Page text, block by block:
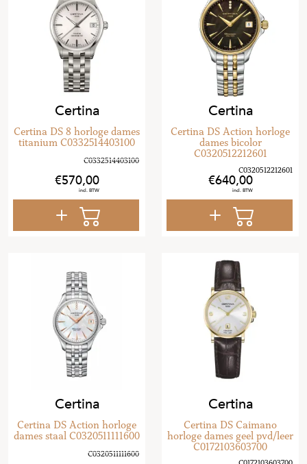
Certina
Certina DS 8 horloge dames
titanium C0332514403100
570,00
Certina
Certina DS Action horloge
dames bicolor
C0320512212601
640,00
Certina
Certina DS Action horloge
dames staal C0320511111600
Certina
Certina DS Caimano
horloge dames geel pvd/leer
C0172103603700